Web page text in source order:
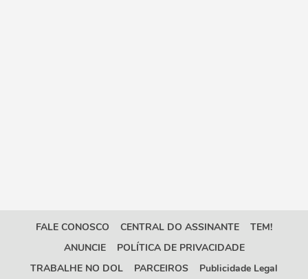
FALE CONOSCO CENTRAL DO ASSINANTE
TEM!
ANUNCIE
POLÍTICA DE PRIVACIDADE
TRABALHE NO DOL
PARCEIROS
Publicidade Legal